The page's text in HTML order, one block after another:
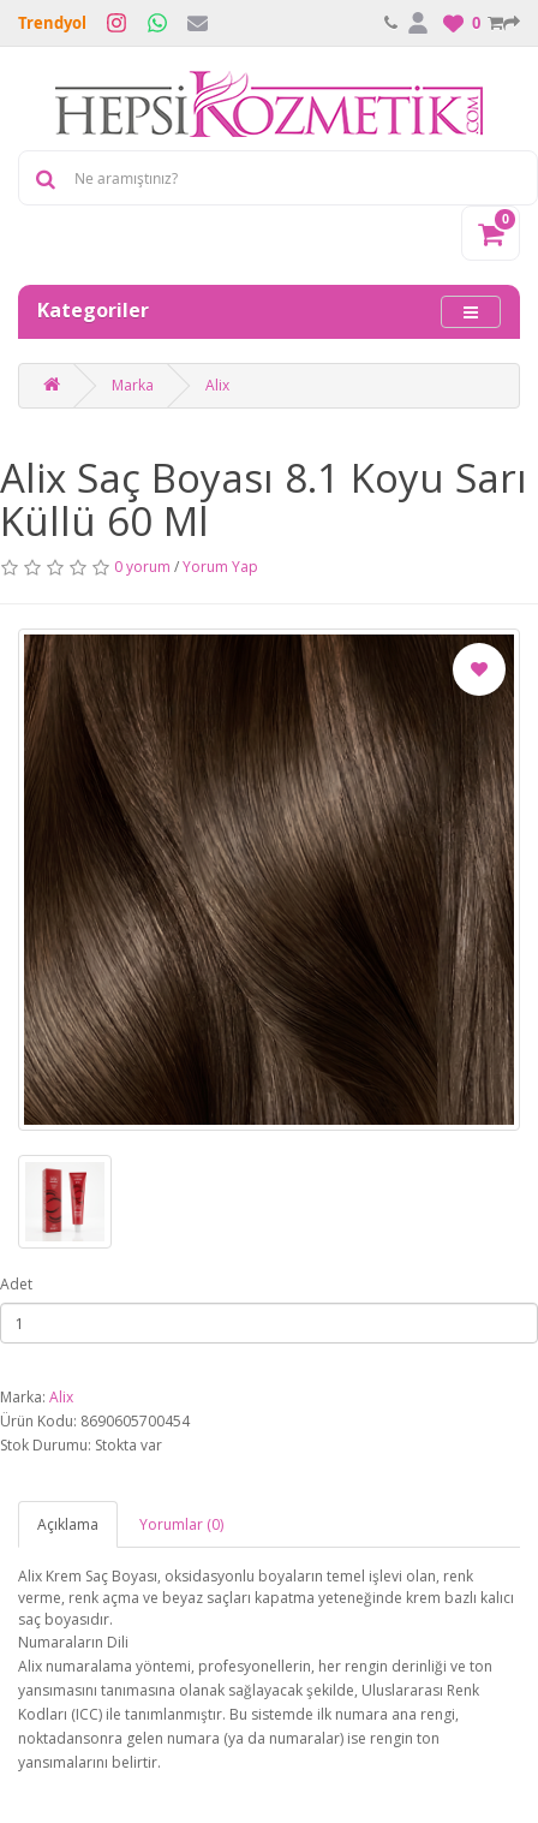
Trendyol 0
0
Kategoriler
Marka Alix
Alix Saç Boyası 8.1 Koyu Sarı
Küllü 60 Ml
0 yorum /Yorum Yap
Adet
Marka: Alix
Ürün Kodu: 8690605700454
Stok Durumu: Stokta var
Açıklama Yorumlar (0)
Alix Krem Saç Boyası, oksidasyonlu boyaların temel işlevi olan, renk
verme, renk açma ve beyaz saçları kapatma yeteneğinde krem bazlı kalıcı
saç boyasıdır.
Numaraların Dili
Alix numaralama yöntemi, profesyonellerin, her rengin derinliği ve ton
yansımasını tanımasına olanak sağlayacak şekilde, Uluslararası Renk
Kodları (ICC) ile tanımlanmıştır. Bu sistemde ilk numara ana rengi,
noktadansonra gelen numara (ya da numaralar) ise rengin ton
yansımalarını belirtir.